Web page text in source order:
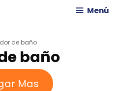
Menú
de baño
baño
Mas